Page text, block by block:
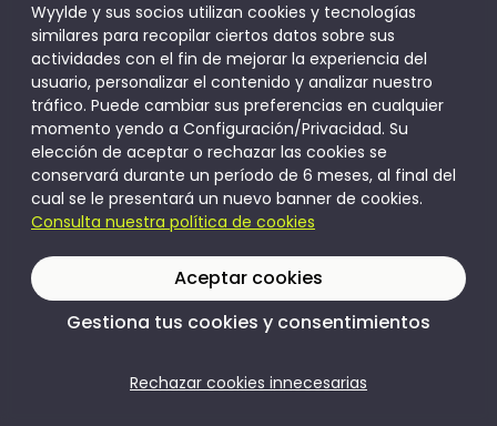
Wyylde y sus socios utilizan cookies y tecnologías
similares para recopilar ciertos datos sobre sus
actividades con el fin de mejorar la experiencia del
usuario, personalizar el contenido y analizar nuestro
tráfico. Puede cambiar sus preferencias en cualquier
momento yendo a Configuración/Privacidad. Su
elección de aceptar o rechazar las cookies se
conservará durante un período de 6 meses, al final del
cual se le presentará un nuevo banner de cookies.
Consulta nuestra política de cookies
Aceptar cookies
Gestiona tus cookies y consentimientos
Rechazar cookies innecesarias